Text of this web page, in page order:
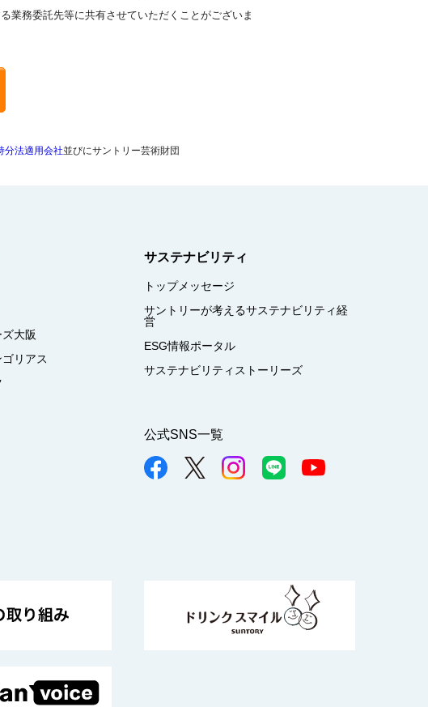
業務委託先等に共有させていただくことがございま
分法適用会社並びにサントリー芸術財団
大阪
リアス
サステナビリティ
トップメッセージ
サントリーが考えるサステナビリティ経
営
ESG情報ポータル
サステナビリティストーリーズ
公式SNS一覧